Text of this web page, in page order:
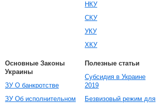
НКУ
СКУ
УКУ
ХКУ
Основные Законы
Украины
ЗУ О банкротстве
ЗУ Об исполнительном
Полезные статьи
Субсидия в Украине
2019
Безвизовый режим для